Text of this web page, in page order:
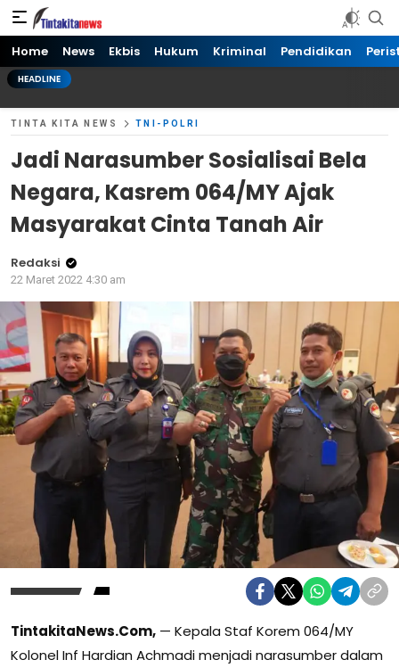
Tinta kita News
Informasi Terkini
Home News Ekbis Hukum Kriminal Pendidikan
HEADLINE
TINTA KITA NEWS TNI-POLRI
Jadi Narasumber Sosialisai Bela
Negara, Kasrem 064/MY Ajak
Masyarakat Cinta Tanah Air
Redaksi
22 Maret 2022 4:30 am
TintakitaNews.Com, — Kepala Staf Korem 064/MY
Kolonel Inf Hardian Achmadi menjadi narasumber dalam